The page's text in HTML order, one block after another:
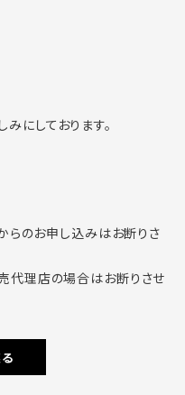
にしております。
のお申し込みはお断りさ
代理店の場合はお断りさせ